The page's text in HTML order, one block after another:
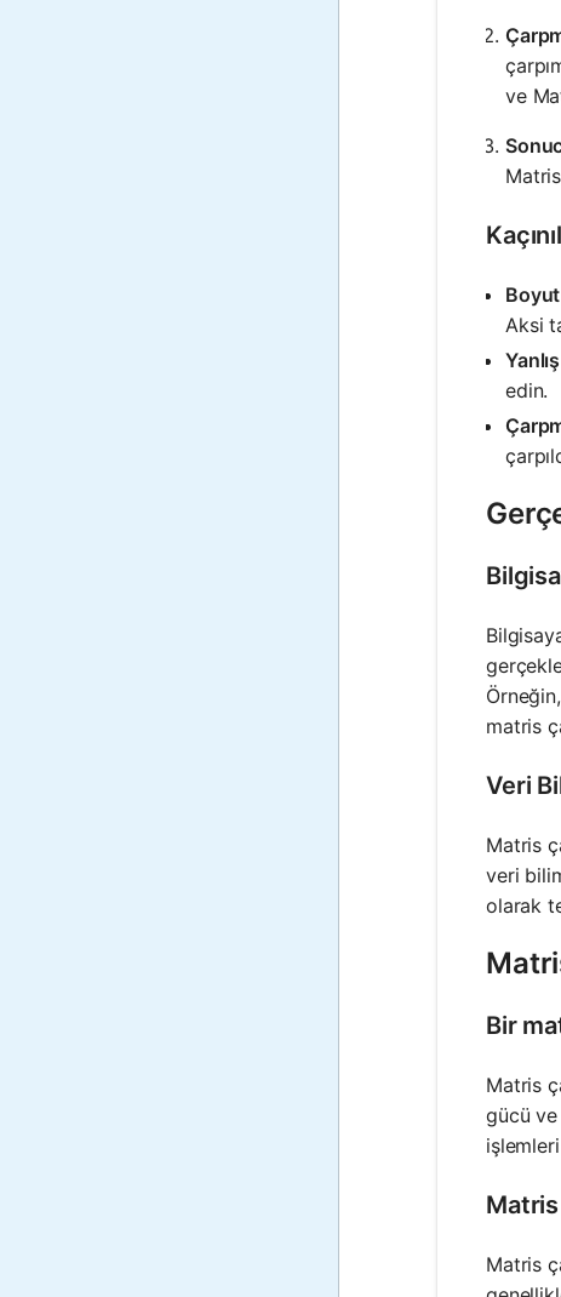
ve
Boyut
Aksi
edin.
matris
Veri
Matris
veri
olarak
Bir
Matris
gücü ve
Matris
Matris